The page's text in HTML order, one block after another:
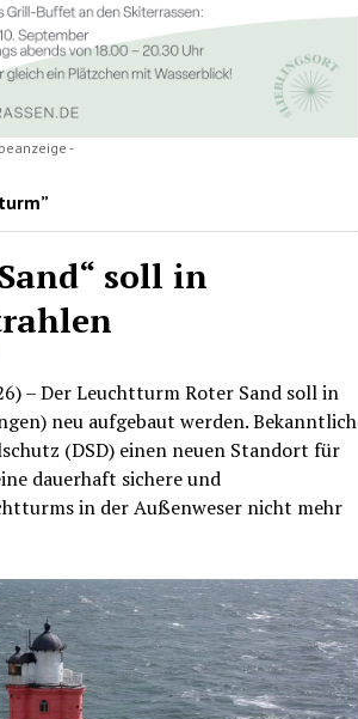
-
soll in
– Der Leuchtturm Roter Sand soll in
neu aufgebaut werden. Bekanntlich
(DSD) einen neuen Standort für
dauerhaft sichere und
in der Außenweser nicht mehr